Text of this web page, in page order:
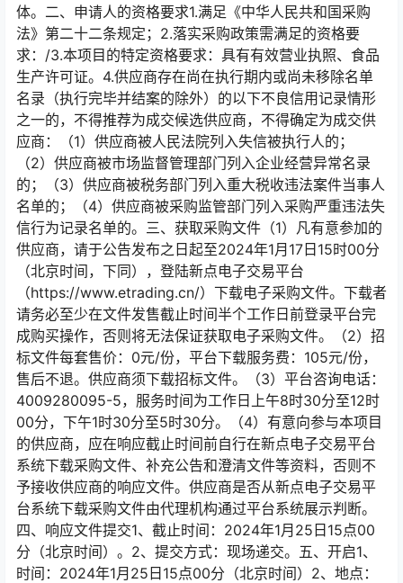
体。二、申请人的资格要求1.满足《中华人民共和国采购
法》第二十二条规定；2.落实采购政策需满足的资格要
求：/3.本项目的特定资格要求：具有有效营业执照、食品
生产许可证。4.供应商存在尚在执行期内或尚未移除名单
名录（执行完毕并结案的除外）的以下不良信用记录情形
之一的，不得推荐为成交候选供应商，不得确定为成交供
应商：（1）供应商被人民法院列入失信被执行人的；
（2）供应商被市场监督管理部门列入企业经营异常名录
的；（3）供应商被税务部门列入重大税收违法案件当事人
名单的；（4）供应商被采购监管部门列入采购严重违法失
信行为记录名单的。三、获取采购文件（1）凡有意参加的
供应商，请于公告发布之日起至2024年1月17日15时00分
（北京时间，下同），登陆新点电子交易平台
（https://www.etrading.cn/）下载电子采购文件。下载者
请务必至少在文件发售截止时间半个工作日前登录平台完
成购买操作，否则将无法保证获取电子采购文件。（2）招
标文件每套售价：0元/份，平台下载服务费：105元/份，
售后不退。供应商须下载招标文件。（3）平台咨询电话：
4009280095-5，服务时间为工作日上午8时30分至12时
00分，下午1时30分至5时30分。（4）有意向参与本项目
的供应商，应在响应截止时间前自行在新点电子交易平台
系统下载采购文件、补充公告和澄清文件等资料，否则不
予接收供应商的响应文件。供应商是否从新点电子交易平
台系统下载采购文件由代理机构通过平台系统展示判断。
四、响应文件提交1、截止时间：2024年1月25日15点00
分（北京时间）。2、提交方式：现场递交。五、开启1、
时间：2024年1月25日15点00分（北京时间）2、地点：